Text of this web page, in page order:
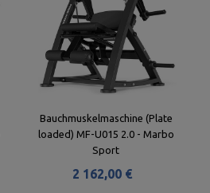
Bauchmuskelmaschine (Plate
loaded) MF-U015 2.0 - Marbo
Sport
2 162,00 €